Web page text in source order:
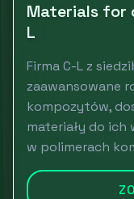
Materials for
L
Firma C-L z
zaawansowane
kompozytów,
materiały do ich
w polimerach